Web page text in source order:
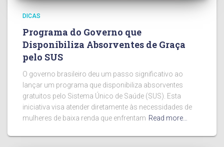
DICAS
Programa do Governo que
Disponibiliza Absorventes de Graça
pelo SUS
O governo brasileiro deu um passo significativo ao
lançar um programa que disponibiliza absorventes
gratuitos pelo Sistema Único de Saúde (SUS). Esta
iniciativa visa atender diretamente às necessidades de
mulheres de baixa renda que enfrentam Read more…